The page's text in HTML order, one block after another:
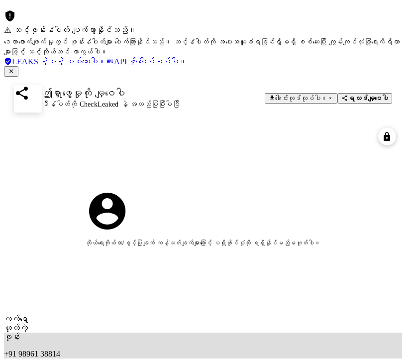
⚠️ သင့်ဖုန်းနံပါတ် ပျက်သွားနိုင်သည်။
ဒေတာဖောက်ဖျက်မှုတွင် ဖုန်းနံပါတ်များ ပေါက်ကြားနိုင်သည်။ သင့်နံပါတ်ကို အပေးအယူခံရခြင်းရှိမရှိ စစ်ဆေးပြီး ကျွမ်းကျင်လုံခြုံရေးကိရိယာ
များဖြင့် သင့်ကိုယ်သင် ကာကွယ်ပါ။
LEAKS ရှိမရှိ စစ်ဆေးပါ။ API ကို ပေါင်းစပ်ပါ။
ဤရှာဖွေမှုကို မျှဝေပါ
ဒီနံပါတ်ကို CheckLeaked နဲ့ အတည်ပြုပြီးပါပြီ
ဒေါင်းလုဒ်လုပ်ပါ။ ရလဒ်မျှဝေပါ
ကိုယ်ရေးကိုယ်တာ/ခွင့်ပြုချက် ကန့်သတ်ချက်များကြောင့် ပရိုဖိုင်ပုံကို ရရှိနိုင်မည်မဟုတ်ပါ။
ကက်ရှေ
ဟုတ်ကဲ့
ဖုန်း
+91 98961 38814